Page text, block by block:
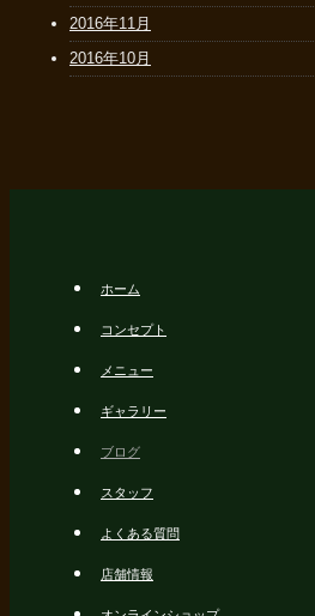
2016年11月
2016年10月
ホーム
コンセプト
メニュー
ギャラリー
ブログ
スタッフ
よくある質問
店舗情報